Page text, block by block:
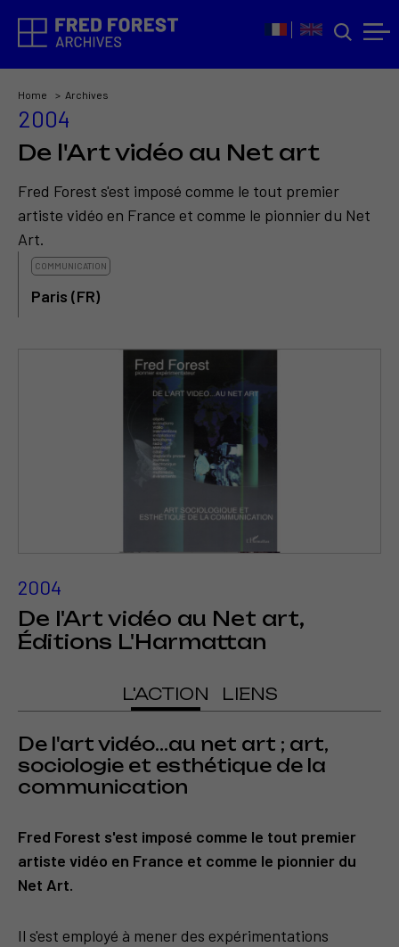
Home Archives
2004
De l'Art vidéo au Net art
Fred Forest s'est imposé comme le tout premier
artiste vidéo en France et comme le pionnier du Net
Art.
COMMUNICATION
Paris (FR)
2004
De l'Art vidéo au Net art,
Éditions L'Harmattan
L'ACTION LIENS
De l'art vidéo...au net art ; art,
sociologie et esthétique de la
communication
Fred Forest s'est imposé comme le tout premier
artiste vidéo en France et comme le pionnier du
Net Art.
Il s'est employé à mener des expérimentations